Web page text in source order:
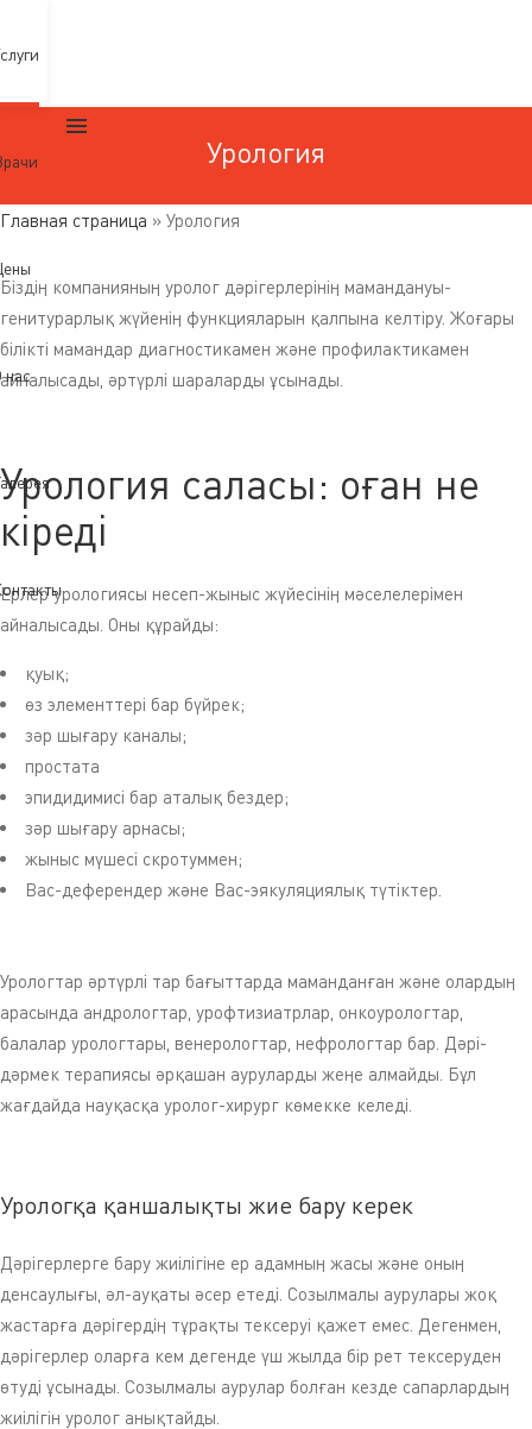
нас
Урология
Главная страница » Урология
Біздің компанияның уролог дәрігерлерінің мамандануы-
генитурарлық жүйенің функцияларын қалпына келтіру. Жоғары
білікті мамандар диагностикамен және профилактикамен
айналысады, әртүрлі шараларды ұсынады.
Урология саласы: оған не
кіреді
Ерлер урологиясы несеп-жыныс жүйесінің мәселелерімен
айналысады. Оны құрайды:
қуық;
өз элементтері бар бүйрек;
зәр шығару каналы;
простата
эпидидимисі бар аталық бездер;
зәр шығару арнасы;
жыныс мүшесі скротуммен;
Вас-деферендер және Вас-эякуляциялық түтіктер.
Урологтар әртүрлі тар бағыттарда маманданған және олардың
арасында андрологтар, урофтизиатрлар, онкоурологтар,
балалар урологтары, венерологтар, нефрологтар бар. Дәрі-
дәрмек терапиясы әрқашан ауруларды жеңе алмайды. Бұл
жағдайда науқасқа уролог-хирург көмекке келеді.
Урологқа қаншалықты жие бару керек
Дәрігерлерге бару жиілігіне ер адамның жасы және оның
денсаулығы, әл-ауқаты әсер етеді. Созылмалы аурулары жоқ
жастарға дәрігердің тұрақты тексеруі қажет емес. Дегенмен,
дәрігерлер оларға кем дегенде үш жылда бір рет тексеруден
өтуді ұсынады. Созылмалы аурулар болған кезде сапарлардың
жиілігін уролог анықтайды.